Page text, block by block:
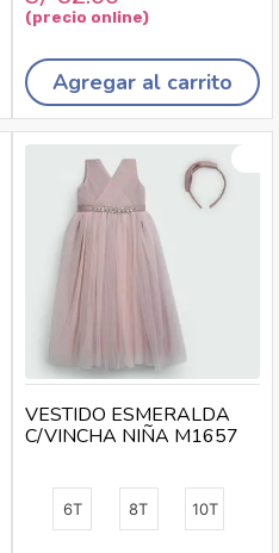
Agregar al carrito
6T 8T 10T
VESTIDO ESMERALDA
C/VINCHA NIÑA M1657